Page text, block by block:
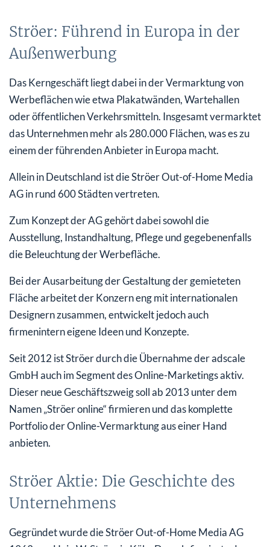
Ströer: Führend in Europa in der
Außenwerbung
Das Kerngeschäft liegt dabei in der Vermarktung von
Werbeflächen wie etwa Plakatwänden, Wartehallen
oder öffentlichen Verkehrsmitteln. Insgesamt vermarktet
das Unternehmen mehr als 280.000 Flächen, was es zu
einem der führenden Anbieter in Europa macht.
Allein in Deutschland ist die Ströer Out-of-Home Media
AG in rund 600 Städten vertreten.
Zum Konzept der AG gehört dabei sowohl die
Ausstellung, Instandhaltung, Pflege und gegebenenfalls
die Beleuchtung der Werbefläche.
Bei der Ausarbeitung der Gestaltung der gemieteten
Fläche arbeitet der Konzern eng mit internationalen
Designern zusammen, entwickelt jedoch auch
firmenintern eigene Ideen und Konzepte.
Seit 2012 ist Ströer durch die Übernahme der adscale
GmbH auch im Segment des Online-Marketings aktiv.
Dieser neue Geschäftszweig soll ab 2013 unter dem
Namen „Ströer online“ firmieren und das komplette
Portfolio der Online-Vermarktung aus einer Hand
anbieten.
Ströer Aktie: Die Geschichte des
Unternehmens
Gegründet wurde die Ströer Out-of-Home Media AG